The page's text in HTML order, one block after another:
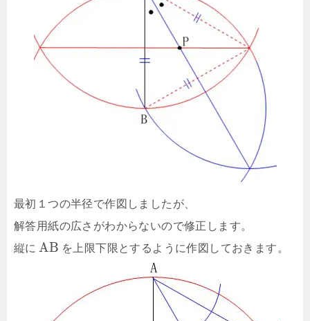
最初１つの半径で作図しましたが、
解答用紙の広さがわからないので修正します。
縦に AB を上限下限とするように作図しておきます。